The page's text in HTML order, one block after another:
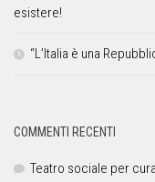
esistere!
“L’Italia è una
COMMENTI RECENTI
Teatro sociale per